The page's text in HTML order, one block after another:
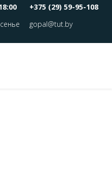
+375 (29) 59-95-108
gopal@tut.by